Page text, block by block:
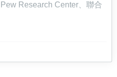
Research Center、聯合